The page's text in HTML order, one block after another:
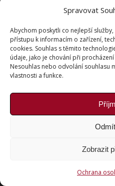
Spravovat
Abychom poskytli co nejlepší
přístupu k informacím o zařízení,
cookies. Souhlas s těmito
údaje, jako je chování při
Nesouhlas nebo odvolání souhlasu
vlastnosti a funkce.
Zobrazit
Ochrana